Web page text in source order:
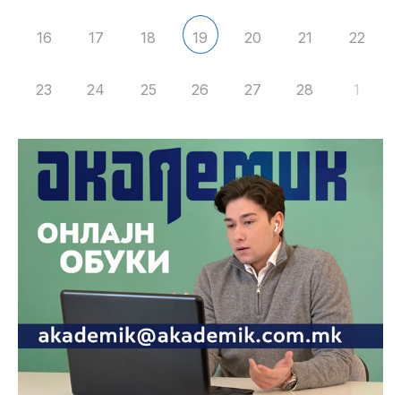
16 17 18 19 20 21 22
23 24 25 26 27 28 1